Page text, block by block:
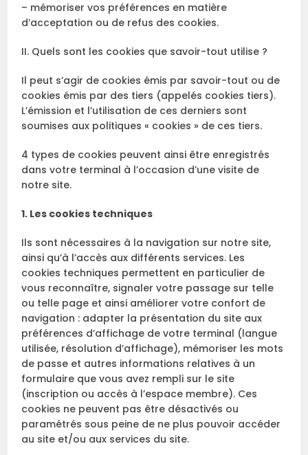
– mémoriser vos préférences en matière
d’acceptation ou de refus des cookies.
II. Quels sont les cookies que savoir-tout utilise ?
Il peut s’agir de cookies émis par savoir-tout ou de
cookies émis par des tiers (appelés cookies tiers).
L’émission et l’utilisation de ces derniers sont
soumises aux politiques « cookies » de ces tiers.
4 types de cookies peuvent ainsi être enregistrés
dans votre terminal à l’occasion d’une visite de
notre site.
1. Les cookies techniques
Ils sont nécessaires à la navigation sur notre site,
ainsi qu’à l’accès aux différents services. Les
cookies techniques permettent en particulier de
vous reconnaître, signaler votre passage sur telle
ou telle page et ainsi améliorer votre confort de
navigation : adapter la présentation du site aux
préférences d’affichage de votre terminal (langue
utilisée, résolution d’affichage), mémoriser les mots
de passe et autres informations relatives à un
formulaire que vous avez rempli sur le site
(inscription ou accès à l’espace membre). Ces
cookies ne peuvent pas être désactivés ou
paramétrés sous peine de ne plus pouvoir accéder
au site et/ou aux services du site.